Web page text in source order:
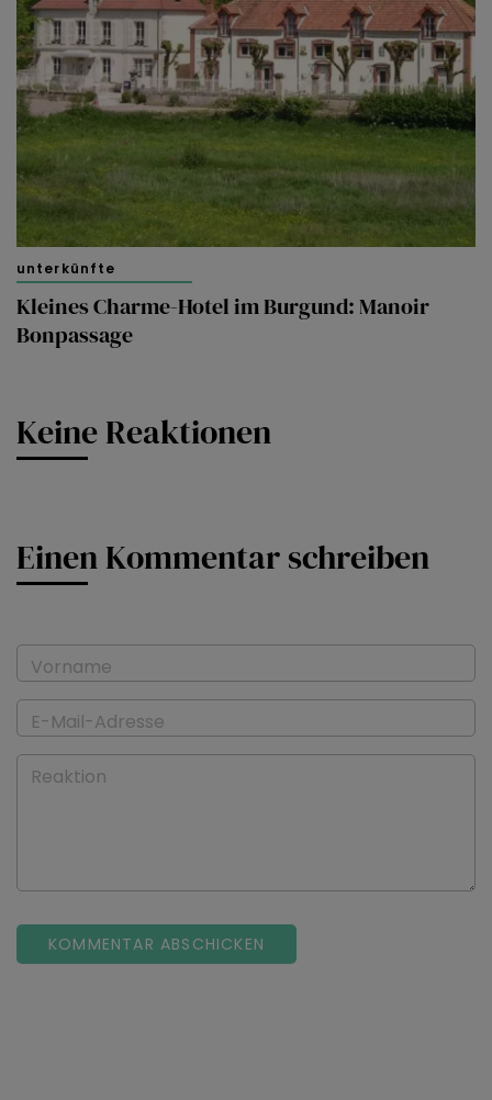
unterkünfte
Kleines Charme-Hotel im Burgund: Manoir
Bonpassage
Keine Reaktionen
Einen Kommentar schreiben
Vorname
E-Mail-Adresse
Reaktion